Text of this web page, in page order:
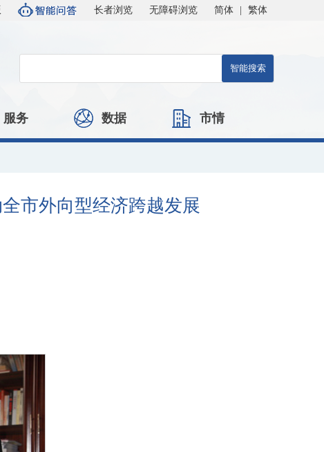
长者浏览 无障碍浏览 简体 繁体
服务 数据 市情
市外向型经济跨越发展